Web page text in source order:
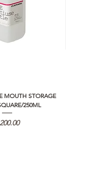
MOUTH STORAGE
250ML
คา